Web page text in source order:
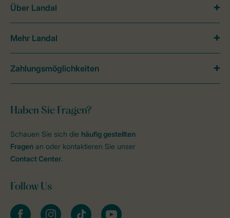
Haben Sie Fragen?
Schauen Sie sich die häufig gestellten
Fragen an oder kontaktieren Sie unser
Contact Center.
Follow Us
facebookinstagramtiktok youtube
Über Landal
Mehr Landal
Zahlungsmöglichkeiten